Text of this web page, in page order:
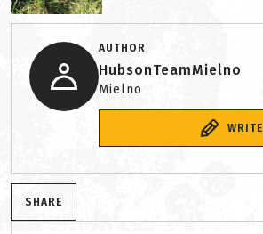
AUTHOR
HubsonTeamMielno
Mielno
WRITE
SHARE